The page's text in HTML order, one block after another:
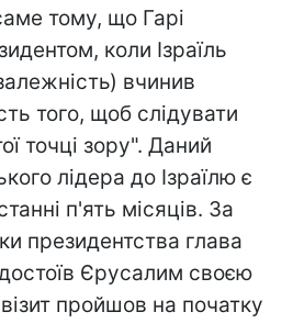
тому, що Гарі
коли Ізраїль
вчинив
того, щоб слідувати
точці зору". Даний
лідера до Ізраїлю є
п'ять місяців. За
президентства глава
Єрусалим своєю
пройшов на початку